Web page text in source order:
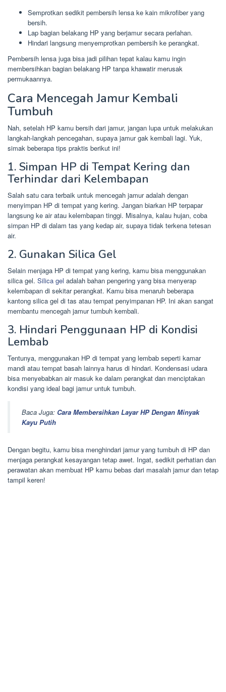
Semprotkan sedikit pembersih lensa ke kain mikrofiber yang
bersih.
Lap bagian belakang HP yang berjamur secara perlahan.
Hindari langsung menyemprotkan pembersih ke perangkat.
Pembersih lensa juga bisa jadi pilihan tepat kalau kamu ingin
membersihkan bagian belakang HP tanpa khawatir merusak
permukaannya.
Cara Mencegah Jamur Kembali
Tumbuh
Nah, setelah HP kamu bersih dari jamur, jangan lupa untuk melakukan
langkah-langkah pencegahan, supaya jamur gak kembali lagi. Yuk,
simak beberapa tips praktis berikut ini!
1. Simpan HP di Tempat Kering dan
Terhindar dari Kelembapan
Salah satu cara terbaik untuk mencegah jamur adalah dengan
menyimpan HP di tempat yang kering. Jangan biarkan HP terpapar
langsung ke air atau kelembapan tinggi. Misalnya, kalau hujan, coba
simpan HP di dalam tas yang kedap air, supaya tidak terkena tetesan
air.
2. Gunakan Silica Gel
Selain menjaga HP di tempat yang kering, kamu bisa menggunakan
silica gel. Silica gel adalah bahan pengering yang bisa menyerap
kelembapan di sekitar perangkat. Kamu bisa menaruh beberapa
kantong silica gel di tas atau tempat penyimpanan HP. Ini akan sangat
membantu mencegah jamur tumbuh kembali.
3. Hindari Penggunaan HP di Kondisi
Lembab
Tentunya, menggunakan HP di tempat yang lembab seperti kamar
mandi atau tempat basah lainnya harus di hindari. Kondensasi udara
bisa menyebabkan air masuk ke dalam perangkat dan menciptakan
kondisi yang ideal bagi jamur untuk tumbuh.
Baca Juga: Cara Membersihkan Layar HP Dengan Minyak
Kayu Putih
Dengan begitu, kamu bisa menghindari jamur yang tumbuh di HP dan
menjaga perangkat kesayangan tetap awet. Ingat, sedikit perhatian dan
perawatan akan membuat HP kamu bebas dari masalah jamur dan tetap
tampil keren!